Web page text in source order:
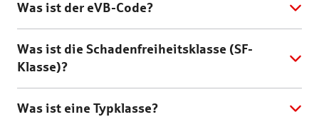
Was ist der eVB-Code?
Was ist die Schadenfreiheitsklasse (SF-
Klasse)?
Was ist eine Typklasse?